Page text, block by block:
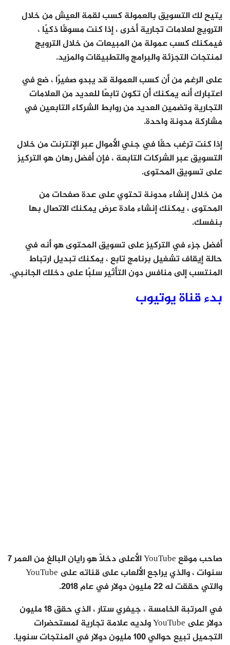
يتيح لك التسويق بالعمولة كسب لقمة العيش من خلال
الترويج لعلامات تجارية أخرى ، إذا كنت مسوقًا ذكيًا ،
فيمكنك كسب عمولة من المبيعات من خلال الترويج
لمنتجات التجزئة والبرامج والتطبيقات والمزيد.
على الرغم من أن كسب العمولة قد يبدو صغيرًا ، ضع في
اعتبارك أنه يمكنك أن تكون تابعًا للعديد من العلامات
التجارية وتضمين العديد من روابط الشركاء التابعين في
مشاركة مدونة واحدة.
إذا كنت ترغب حقًا في جني الأموال عبر الإنترنت من خلال
التسويق عبر الشركات التابعة ، فإن أفضل رهان هو التركيز
على تسويق المحتوى.
من خلال إنشاء مدونة تحتوي على عدة صفحات من
المحتوى ، يمكنك إنشاء مادة عرض يمكنك الاتصال بها
بنفسك.
أفضل جزء في التركيز على تسويق المحتوى هو أنه في
حالة إيقاف تشغيل برنامج تابع ، يمكنك تبديل ارتباط
المنتسب إلى منافس دون التأثير سلبًا على دخلك الجانبي.
بدء قناة يوتيوب
صاحب موقع YouTube الأعلى دخلاً هو رايان البالغ من العمر 7
سنوات ، والذي يراجع الألعاب على قناته على YouTube
والتي حققت له 22 مليون دولار في عام 2018.
في المرتبة الخامسة ، جيفري ستار ، الذي حقق 18 مليون
دولار على YouTube ولديه علامة تجارية لمستحضرات
التجميل تبيع حوالي 100 مليون دولار في المنتجات سنويا.